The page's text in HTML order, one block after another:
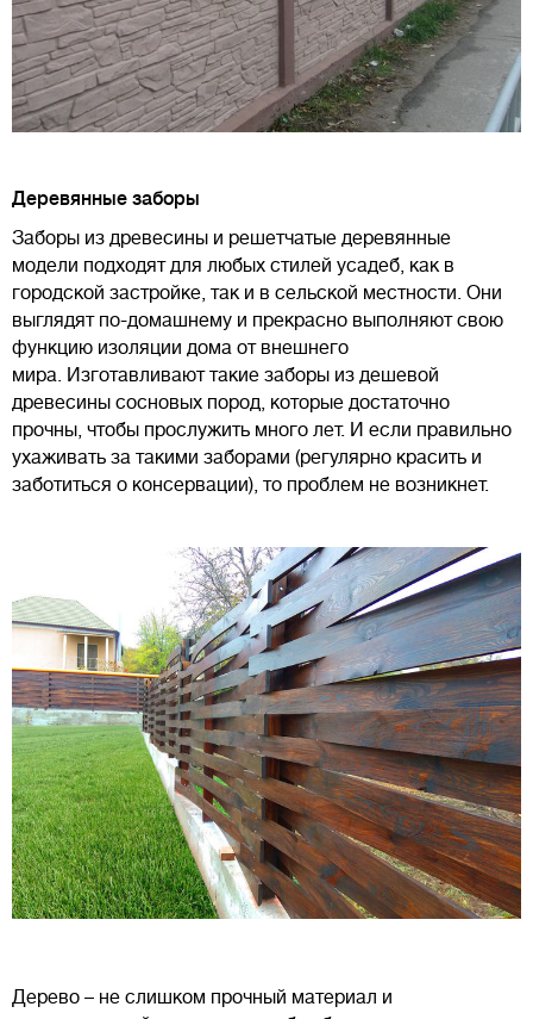
Деревянные заборы
Заборы из древесины и решетчатые деревянные
модели подходят для любых стилей усадеб, как в
городской застройке, так и в сельской местности. Они
выглядят по-домашнему и прекрасно выполняют свою
функцию изоляции дома от внешнего
мира. Изготавливают такие заборы из дешевой
древесины сосновых пород, которые достаточно
прочны, чтобы прослужить много лет. И если правильно
ухаживать за такими заборами (регулярно красить и
заботиться о консервации), то проблем не возникнет.
Дерево – не слишком прочный материал и